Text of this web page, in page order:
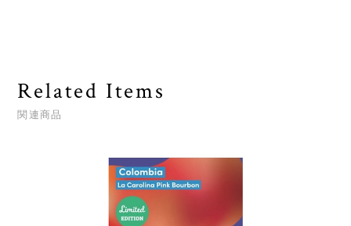
Related Items
関連商品